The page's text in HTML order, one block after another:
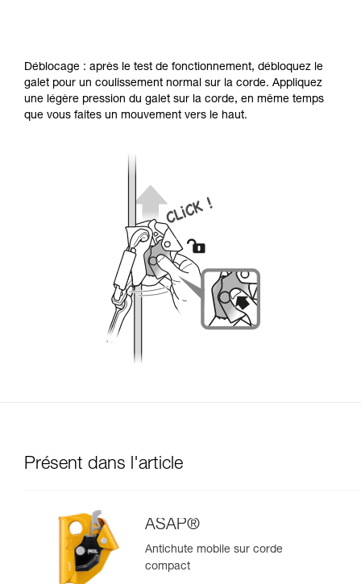
Déblocage : après le test de fonctionnement, débloquez le
galet pour un coulissement normal sur la corde. Appliquez
une légère pression du galet sur la corde, en même temps
que vous faites un mouvement vers le haut.
Présent dans l'article
ASAP®
Antichute mobile sur corde
compact